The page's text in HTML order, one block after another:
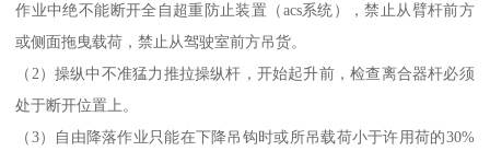
作业中绝不能断开全自超重防止装置（acs系统），禁止从臂杆前方
或侧面拖曳载荷，禁止从驾驶室前方吊货。
（2）操纵中不准猛力推拉操纵杆，开始起升前，检查离合器杆必须
处于断开位置上。
（3）自由降落作业只能在下降吊钩时或所吊载荷小于许用荷的30%